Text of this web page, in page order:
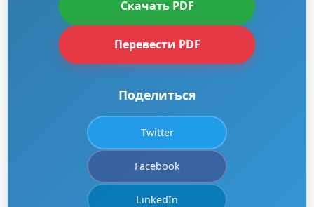
Скачать PDF
Перевести PDF
Поделиться
Twitter
Facebook
LinkedIn